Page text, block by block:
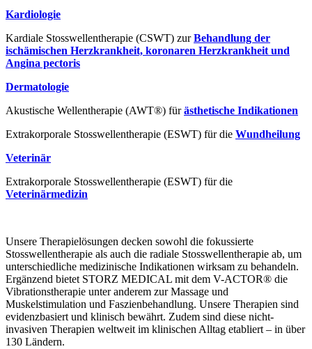
Kardiologie
Kardiale Stosswellentherapie (CSWT) zurBehandlung der
ischämischen Herzkrankheit, koronaren Herzkrankheit und
Angina pectoris
Dermatologie
Akustische Wellentherapie (AWT®) fürästhetische Indikationen
Extrakorporale Stosswellentherapie (ESWT) für die Wundheilung
Veterinär
Extrakorporale Stosswellentherapie (ESWT) für die
Veterinärmedizin
Unsere Therapielösungen decken sowohl die fokussierte
Stosswellentherapie als auch die radiale Stosswellentherapie ab, um
unterschiedliche medizinische Indikationen wirksam zu behandeln.
Ergänzend bietet STORZ MEDICAL mit dem V-ACTOR® die
Vibrationstherapie unter anderem zur Massage und
Muskelstimulation und Faszienbehandlung. Unsere Therapien sind
evidenzbasiert und klinisch bewährt. Zudem sind diese nicht-
invasiven Therapien weltweit im klinischen Alltag etabliert – in über
130 Ländern.